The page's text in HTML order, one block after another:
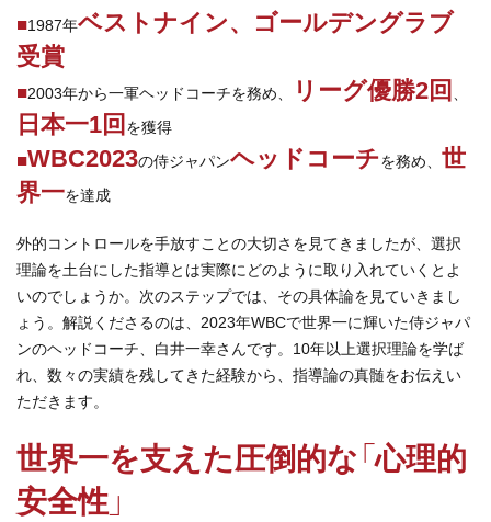
■1987年ベストナイン、ゴールデングラブ
受賞
■2003年から一軍ヘッドコーチを務め、 リーグ優勝2回
日本一1回を獲得
■WBC2023の侍ジャパンヘッドコーチを務め、 世
界一を達成
外的コントロールを手放すことの大切さを見てきましたが、選択
理論を土台にした指導とは実際にどのように取り入れていくとよ
いのでしょうか。次のステップでは、その具体論を見ていきまし
ょう。解説くださるのは、2023年WBCで世界一に輝いた侍ジャパ
ンのヘッドコーチ、白井一幸さんです。10年以上選択理論を学ば
れ、数々の実績を残してきた経験から、指導論の真髄をお伝えい
ただきます。
世界一を支えた圧倒的な「心理的
安全性」